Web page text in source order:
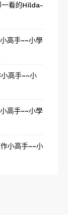
一看的Hilda-
高手~~小學
高手~~小
高手~~小學
小高手~~小